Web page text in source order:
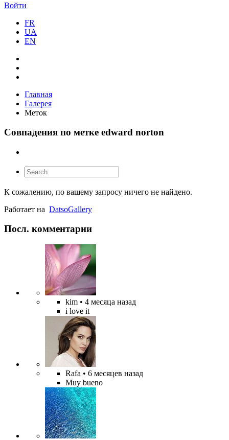
Войти
FR
UA
EN
Главная
Галерея
Меток
Совпадения по метке edward norton
К сожалению, по вашему запросу ничего не найдено.
Работает на DatsoGallery
Посл. комментарии
kim • 4 месяца назад
i love it
Rafa • 6 месяцев назад
Muy bueno